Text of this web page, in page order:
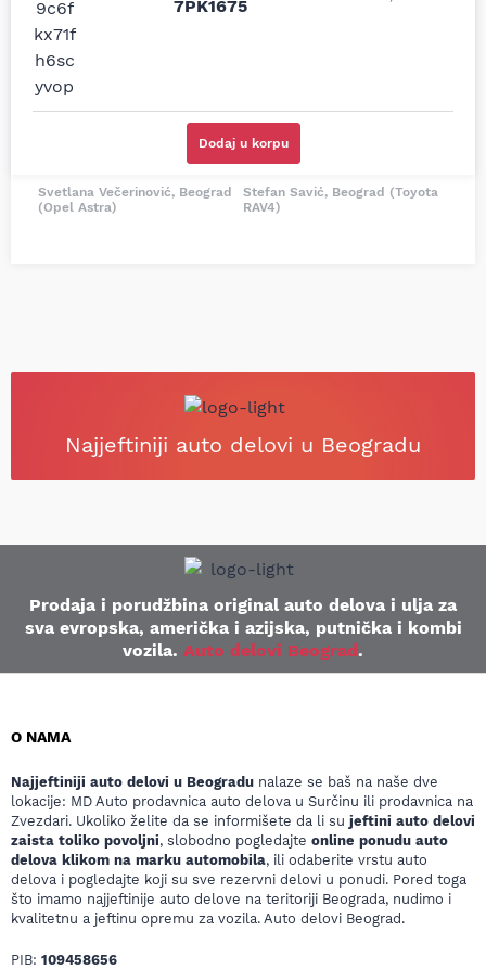
7PK1675
Dodaj u korpu
i definitivno najbolje
cene su ovde. Kupila
sam više puta auto
delove iz MD Auto. Uvek
dobra preporuka za
odgovarajuću opremu.
Svetlana Večerinović, Beograd
(Opel Astra)
tačan naziv i tip
preporučio
odgovarajućeg
proizvođača.
Stefan Savić, Beograd (Toyota
RAV4)
Najjeftiniji auto delovi u Beogradu
Prodaja i porudžbina original auto delova i ulja za
sva evropska, američka i azijska, putnička i kombi
vozila. Auto delovi Beograd.
O NAMA
Najjeftiniji auto delovi u Beogradu nalaze se baš na naše dve
lokacije: MD Auto prodavnica auto delova u Surčinu ili prodavnica na
Zvezdari. Ukoliko želite da se informišete da li su jeftini auto delovi
zaista toliko povoljni, slobodno pogledajte online ponudu auto
delova klikom na marku automobila, ili odaberite vrstu auto
delova i pogledajte koji su sve rezervni delovi u ponudi. Pored toga
što imamo najjeftinije auto delove na teritoriji Beograda, nudimo i
kvalitetnu a jeftinu opremu za vozila. Auto delovi Beograd.
PIB: 109458656